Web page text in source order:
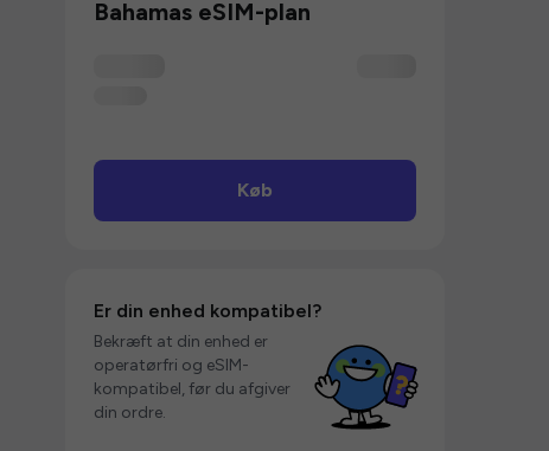
Bahamas eSIM-plan
Køb
Er din enhed kompatibel?
Bekræft at din enhed er
operatørfri og eSIM-
kompatibel, før du afgiver
din ordre.